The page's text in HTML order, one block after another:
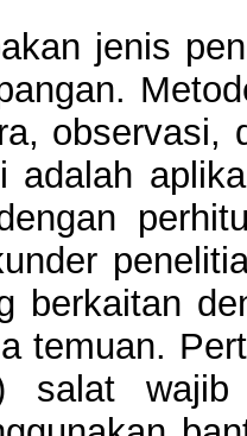
jenis
observasi,
adalah
berkaitan
temuan.
salat